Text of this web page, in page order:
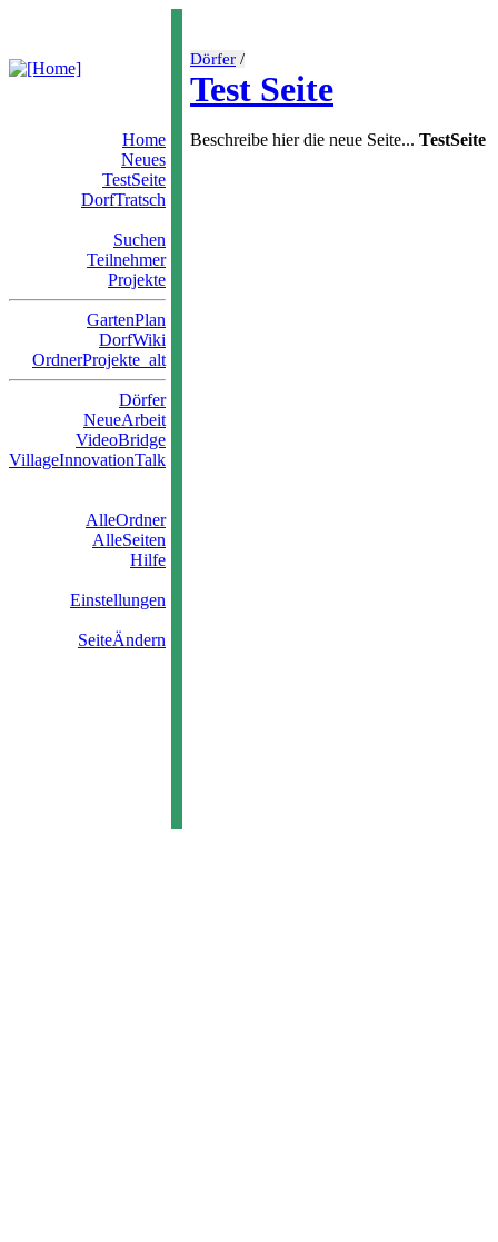
Dörfer /
Test Seite
Home
Neues
TestSeite
DorfTratsch
Suchen
Teilnehmer
Projekte
GartenPlan
DorfWiki
OrdnerProjekte_alt
Dörfer
NeueArbeit
VideoBridge
VillageInnovationTalk
AlleOrdner
AlleSeiten
Hilfe
Einstellungen
SeiteÄndern
Beschreibe hier die neue Seite... TestSeite